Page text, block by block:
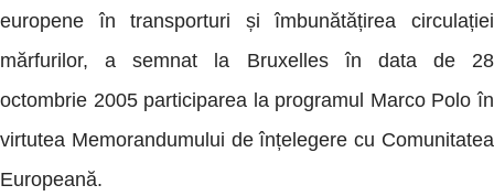
europene în transporturi și îmbunătățirea circulației
mărfurilor, a semnat la Bruxelles în data de 28
octombrie 2005 participarea la programul Marco Polo în
virtutea Memorandumului de înțelegere cu Comunitatea
Europeană.